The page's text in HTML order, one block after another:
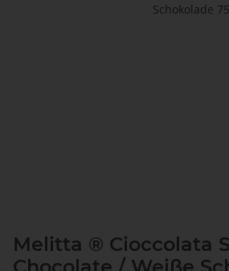
Melitta ® Cioccolata